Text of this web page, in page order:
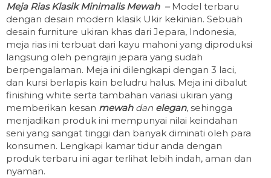
Meja Rias Klasik Minimalis Mewah –Model terbaru
dengan desain modern klasik Ukir kekinian. Sebuah
desain furniture ukiran khas dari Jepara, Indonesia,
meja rias ini terbuat dari kayu mahoni yang diproduksi
langsung oleh pengrajin jepara yang sudah
berpengalaman. Meja ini dilengkapi dengan 3 laci,
dan kursi berlapis kain beludru halus. Meja ini dibalut
finishing white serta tambahan variasi ukiran yang
memberikan kesan mewah dan elegan, sehingga
menjadikan produk ini mempunyai nilai keindahan
seni yang sangat tinggi dan banyak diminati oleh para
konsumen. Lengkapi kamar tidur anda dengan
produk terbaru ini agar terlihat lebih indah, aman dan
nyaman.